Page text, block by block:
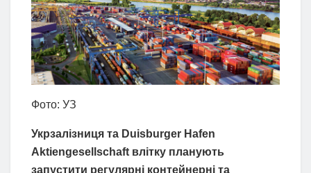
Фото: УЗ
Укрзалізниця та Duisburger Hafen
Aktiengesellschaft влітку планують
запустити регулярні контейнерні та